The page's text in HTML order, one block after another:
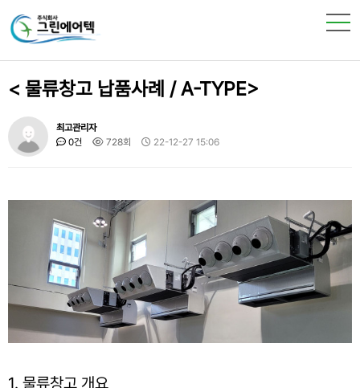
< 물류창고 납품사례 / A-TYPE>
최고관리자
0건
728회 22-12-27 15:06
1. 물류창고 개요